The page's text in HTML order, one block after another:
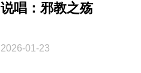
说唱：邪教之殇
2026-01-23